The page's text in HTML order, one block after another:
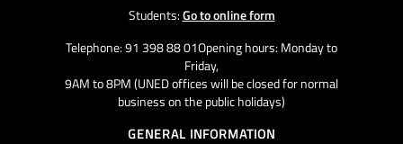
Students:Go to online form
Telephone: 91 398 88 01Opening hours: Monday to
Friday,
9AM to 8PM (UNED offices will be closed for normal
business on the public holidays)
GENERAL INFORMATION